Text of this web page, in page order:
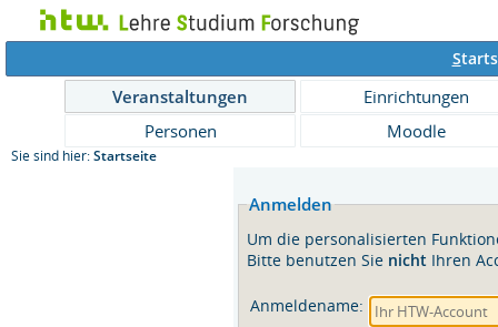
S
Veranstaltungen
Einrichtungen
Personen
Moodle
Sie sind hier: Startseite
Anmelden
Um die personalisierten
Bitte benutzen Sie nicht Ihren
Anmeldename: